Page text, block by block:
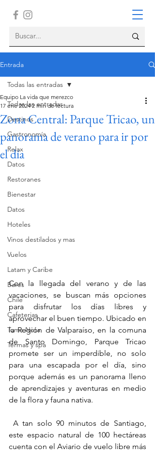
Entrada
Todas las entradas
Destinos
Gastronomía
Relax
Datos
Restoranes
Bienestar
Datos
Hoteles
Vinos destilados y mas
Vuelos
Latam y Caribe
Bares
Chile
Cafeterias
Toma Nota
Termas y spa
Todas las entradas
Zona Central: ​Parque Tricao, un
panorama​ de verano para ir por
el día
Equipo La vida que merezco
17 ene 2024 2 min de lectura
Con la llegada del verano y de las
vacaciones, se buscan más opciones
para disfrutar los días libres y
aprovechar el buen tiempo. Ubicado en
la Región de Valparaíso, en la comuna
de Santo Domingo, Parque Tricao
promete ser un imperdible, no solo
para una escapada por el día, sino
porque además es un panorama lleno
de aprendizajes y aventuras en medio
de la flora y fauna nativa.
​ A tan solo 90 minutos de Santiago,
este espacio natural de 100 hectáreas
cuenta con el Aviario de vuelo libre más